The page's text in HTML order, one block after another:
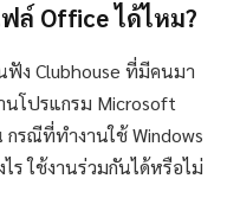
ล์ Office ได้ไหม?
ง Clubhouse ที่มีคนมา
นโปรแกรม Microsoft
รณีที่ทำงานใช้ Windows
ร ใช้งานร่วมกันได้หรือไม่